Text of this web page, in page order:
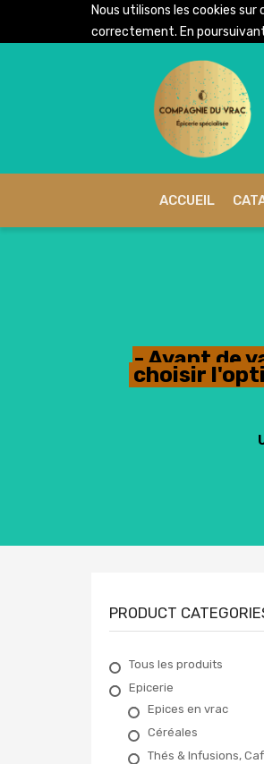
Nous utilisons les cookies
correctement. En
ACCUEIL
- Avant de
choisir
PRODUCT
Tous les produits
Epicerie
Epices en vrac
Céréales
Thés & Infusions,